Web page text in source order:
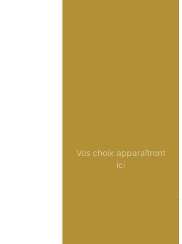
Vos choix apparaîtront
ici